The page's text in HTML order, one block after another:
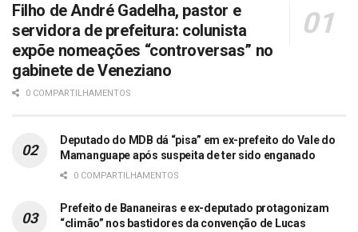
Filho de André Gadelha, pastor e
servidora de prefeitura: colunista
expõe nomeações “controversas” no
gabinete de Veneziano
0 COMPARTILHAMENTOS
Deputado do MDB dá “pisa” em ex-prefeito do Vale do
Mamanguape após suspeita de ter sido enganado
0 COMPARTILHAMENTOS
Prefeito de Bananeiras e ex-deputado protagonizam
“climão” nos bastidores da convenção de Lucas